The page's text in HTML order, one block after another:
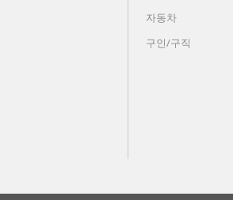
자동차
구인/구직